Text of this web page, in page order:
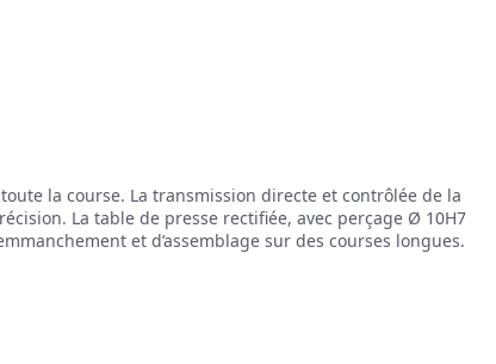
la course. La transmission directe et contrôlée de la
La table de presse rectifiée, avec perçage Ø 10H7
et d’assemblage sur des courses longues.